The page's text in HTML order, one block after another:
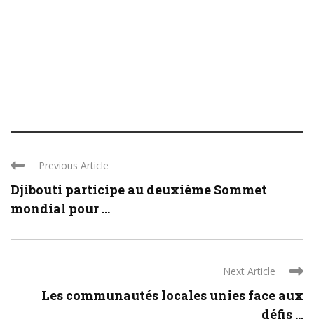
Previous Article
Djibouti participe au deuxième Sommet
mondial pour ...
Next Article
Les communautés locales unies face aux
défis ...